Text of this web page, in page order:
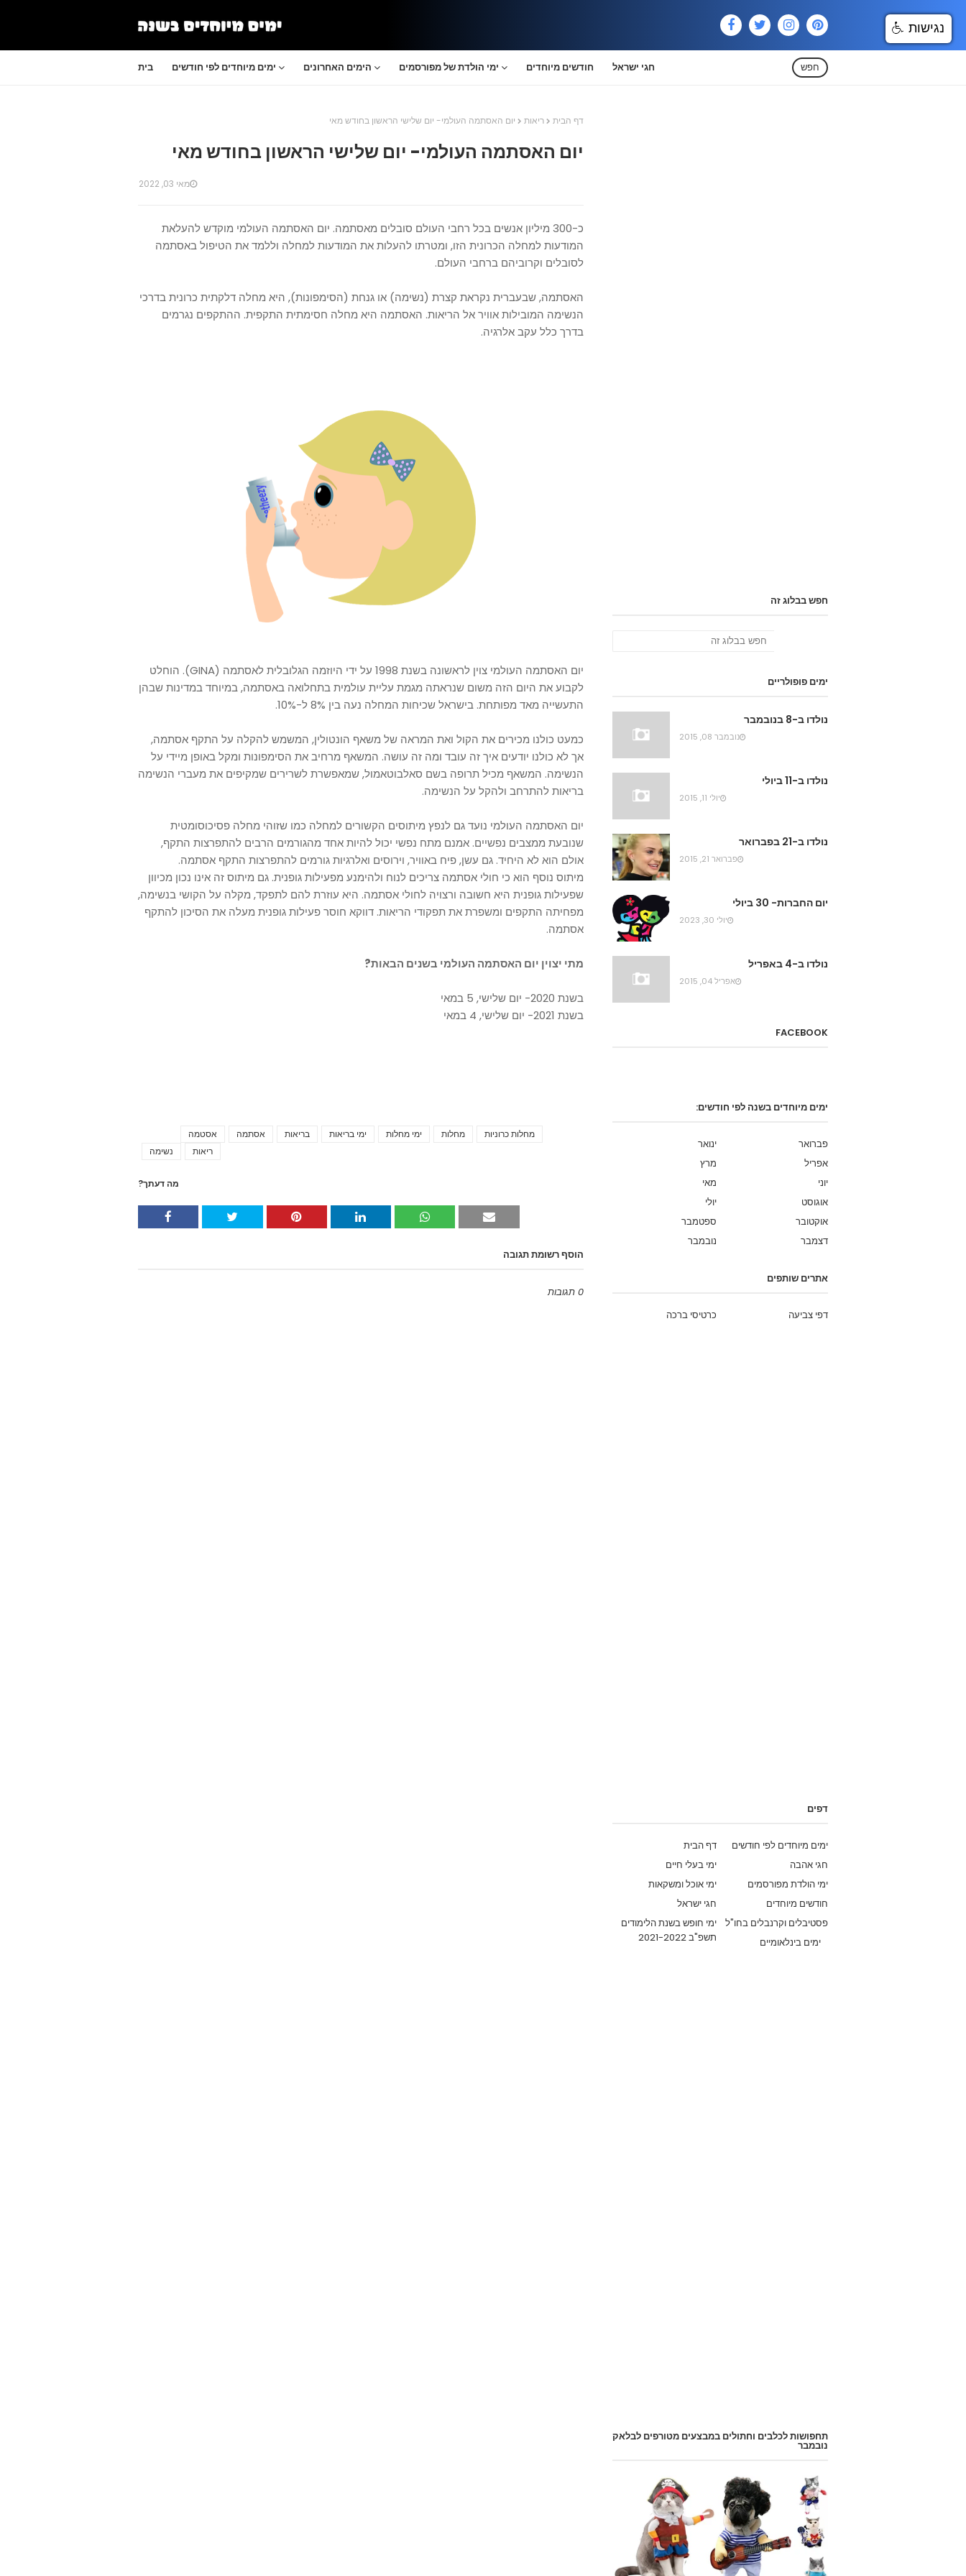
בית ימים מיוחדים לפי חודשים הימים האחרונים ימי הולדת של מפורסמים חודשים מיוחדים חגי ישראל חפש
דף הבית ריאות יום האסתמה העולמי- יום שלישי הראשון בחודש מאי
יום האסתמה העולמי- יום שלישי הראשון בחודש מאי
מאי 03, 2022
כ-300 מיליון אנשים בכל רחבי העולם סובלים מאסתמה. יום האסתמה העולמי מוקדש להעלאת
המודעות למחלה הכרונית הזו, ומטרתו להעלות את המודעות למחלה וללמד את הטיפול באסתמה
לסובלים וקרוביהם ברחבי העולם.
האסתמה, שבעברית נקראת קצרת (נשימה) או גנחת (הסימפונות), היא מחלה דלקתית כרונית בדרכי
הנשימה המובילות אוויר אל הריאות. האסתמה היא מחלה חסימתית התקפית. ההתקפים נגרמים
בדרך כלל עקבאלרגיה.
יום האסתמה העולמי צוין לראשונה בשנת 1998 על ידי היוזמה הגלובלית לאסתמה (GINA). הוחלט
לקבוע את היום הזה משום שנראתה מגמת עליית עולמית בתחלואה באסתמה, במיוחד במדינות שבהן
התעשייה מאד מפותחת. בישראל שכיחות המחלה נעה בין 8% ל-10%.
כמעט כולנו מכירים את הקול ואת המראה של משאף הונטולין, המשמש להקלה על התקף אסתמה,
אך לא כולנו יודעים איך זה עובד ומה זה עושה. המשאף מרחיב את הסימפונות ומקל באופן מיידי על
הנשימה. המשאף מכיל תרופה בשם סאלבוטאמול,שמאפשרת לשרירים שמקיפים את מעברי הנשימה
בריאות להתרחב ולהקל על הנשימה.
יום האסתמה העולמי נועד גם לנפץ מיתוסים הקשורים למחלה כמו שזוהי מחלה פסיכוסומטית
שנובעת ממצבים נפשיים. אמנם מתח נפשי יכול להיות אחד מהגורמים הרבים להתפרצות התקף,
אולם הוא לא היחיד. גם עשן, פיח באוויר, וירוסים ואלרגיות גורמים להתפרצות התקף אסתמה.
מיתוס נוסף הוא כי חולי אסתמה צריכים לנוח ולהימנע מפעילות גופנית. גם מיתוס זה אינו נכון מכיוון
שפעילות גופנית היא חשובה ורצויה לחולי אסתמה. היא עוזרת להם לתפקד, מקלה על הקושי בנשימה,
מפחיתה התקפים ומשפרת את תפקודי הריאות. דווקא חוסר פעילות גופנית מעלה את הסיכון להתקף
אסתמה.
מתי יצוין יום האסתמה העולמי בשנים הבאות?
בשנת 2020- יום שלישי, 5 במאי
בשנת 2021- יום שלישי, 4 במאי
אסטמה אסתמה בריאות ימי בריאות ימי מחלות מחלות
מחלות כרוניות
נשימה
ריאות
מה דעתך?
הוסף רשומת תגובה
0 תגובות
חפש בבלוג זה
ימים פופולריים
נולדו ב-8 בנובמבר
נובמבר 08, 2015
נולדו ב-11 ביולי
יולי 11, 2015
נולדו ב-21 בפברואר
פברואר 21, 2015
יום החברות- 30 ביולי
יולי 30, 2023
נולדו ב-4 באפריל
אפריל 04, 2015
FACEBOOK
ימים מיוחדים בשנה לפי חודשים:
ינואר
פברואר
מרץ
אפריל
מאי
יוני
יולי
אוגוסט
ספטמבר
אוקטובר
נובמבר
דצמבר
אתרים שותפים
כרטיסי ברכה דפי צביעה
דפים
דף הבית
ימים מיוחדים לפי חודשים
ימי בעלי חיים
חגי אהבה
ימי אוכל ומשקאות
ימי הולדת מפורסמים
חגי ישראל
חודשים מיוחדים
ימי חופש בשנת הלימודים
תשפ"ב 2021-2022
פסטיבלים וקרנבלים בחו"ל
ימים בינלאומיים
תחפושות לכלבים וחתולים במבצעים מטורפים לבלאק
נובמבר
נגישות